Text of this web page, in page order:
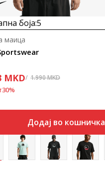
боја:5
маица
MKD 1.990MKD
30%
Додај во кошничка